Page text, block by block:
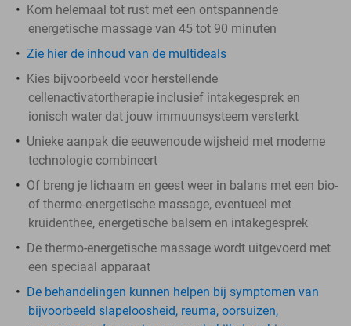
Kom helemaal tot rust met een ontspannende
energetische massage van 45 tot 90 minuten
Zie hier de inhoud van de multideals
Kies bijvoorbeeld voor herstellende
cellenactivatortherapie inclusief intakegesprek en
ionisch water dat jouw immuunsysteem versterkt
Unieke aanpak die eeuwenoude wijsheid met moderne
technologie combineert
Of breng je lichaam en geest weer in balans met een bio-
of thermo-energetische massage, eventueel met
kruidenthee, energetische balsem en intakegesprek
De thermo-energetische massage wordt uitgevoerd met
een speciaal apparaat
De behandelingen kunnen helpen bij symptomen van
bijvoorbeeld slapeloosheid, reuma, oorsuizen,